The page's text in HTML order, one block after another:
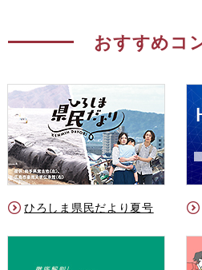
おすすめコ
ひろしま県民だより夏号